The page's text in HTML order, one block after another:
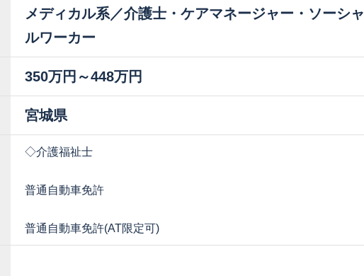
メディカル系／介護士・ケアマネージャー・ソーシャ
ルワーカー
350万円～448万円
宮城県
◇介護福祉士
普通自動車免許
普通自動車免許(AT限定可)